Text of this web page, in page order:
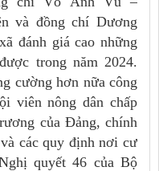
và đồng chí Dương
đánh giá cao những
trong năm 2024.
cường hơn nữa công
viên nông dân chấp
của Đảng, chính
các quy định nơi cư
quyết 46 của Bộ